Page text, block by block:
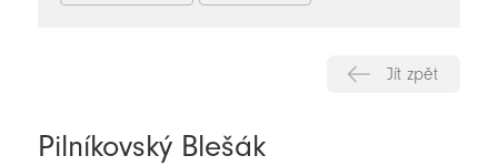
Jít zpět
Pilníkovský Blešák